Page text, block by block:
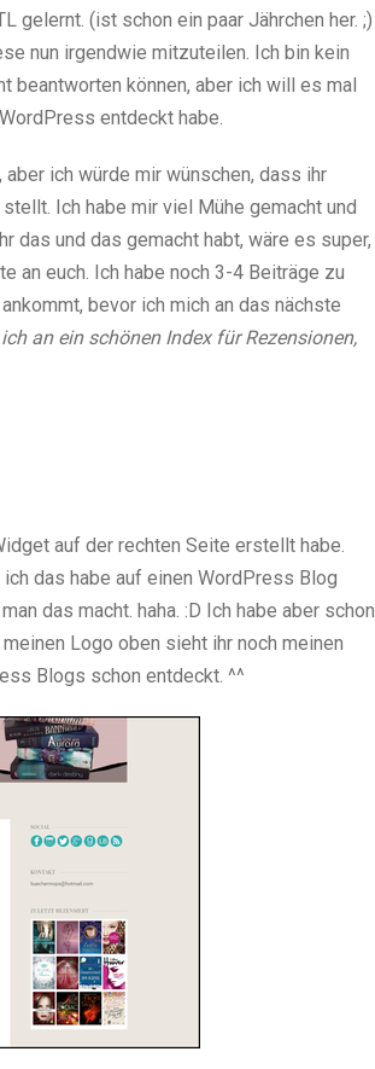
gelernt. (ist schon ein paar Jährchen her. ;)
nun irgendwie mitzuteilen. Ich bin kein
beantworten können, aber ich will es mal
entdeckt habe.
ich würde mir wünschen, dass ihr
Ich habe mir viel Mühe gemacht und
das und das gemacht habt, wäre es super,
an euch. Ich habe noch 3-4 Beiträge zu
bevor ich mich an das nächste
an ein schönen Index für Rezensionen,
auf der rechten Seite erstellt habe.
das habe auf einen WordPress Blog
das macht. haha. :D Ich habe aber schon
Logo oben sieht ihr noch meinen
Blogs schon entdeckt. ^^